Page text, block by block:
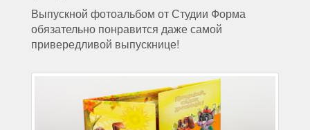
Выпускной фотоальбом от Студии Форма
обязательно понравится даже самой
привередливой выпускнице!